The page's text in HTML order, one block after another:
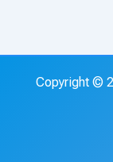
Copyright ©